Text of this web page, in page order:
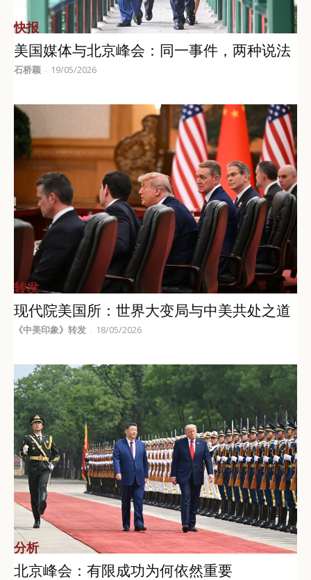
快报
美国媒体与北京峰会：同一事件，两种说法
石桥颖 - 19/05/2026
转发
现代院美国所：世界大变局与中美共处之道
《中美印象》转发 - 18/05/2026
分析
北京峰会：有限成功为何依然重要